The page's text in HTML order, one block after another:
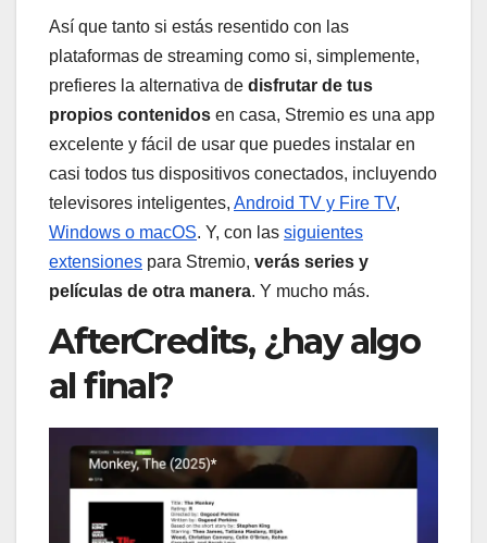
Así que tanto si estás resentido con las
plataformas de streaming como si, simplemente,
prefieres la alternativa de disfrutar de tus
propios contenidos en casa, Stremio es una app
excelente y fácil de usar que puedes instalar en
casi todos tus dispositivos conectados, incluyendo
televisores inteligentes, Android TV y Fire TV,
Windows o macOS. Y, con las siguientes
extensiones para Stremio, verás series y
películas de otra manera. Y mucho más.
AfterCredits, ¿hay algo
al final?